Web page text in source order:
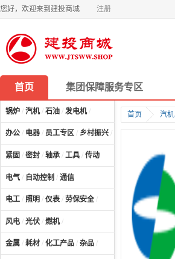
您好，欢迎来到建投商城 注册
首页 集团保障服务专区
锅炉 / 汽机/ 石油 / 发电机/
办公 / 电器 / 员工专区 / 乡村振兴 /
紧固 / 密封 / 轴承 / 工具 / 传动
电气 / 自动控制 / 通信
电工 / 照明 / 仪表 / 劳保安全 /
风电 / 光伏 / 燃机/
金属 / 耗材 / 化工产品 / 杂品 /
首页 汽机